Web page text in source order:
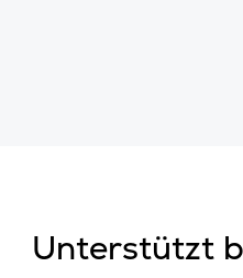
Unterstützt